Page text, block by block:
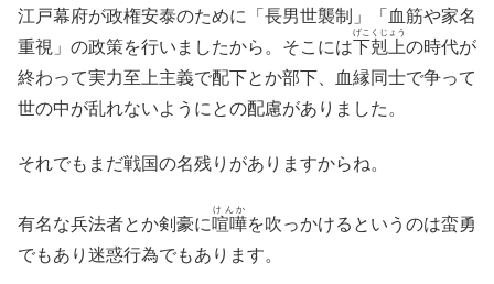
江戸幕府が政権安泰のために「長男世襲制」「血筋や家名
重視」の政策を行いましたから。そこには下剋上
げこくじょう
の時代が
終わって実力至上主義で配下とか部下、血縁同士で争って
世の中が乱れないようにとの配慮がありました。
それでもまだ戦国の名残りがありますからね。
有名な兵法者とか剣豪に喧嘩
けんか
を吹っかけるというのは蛮勇
でもあり迷惑行為でもあります。